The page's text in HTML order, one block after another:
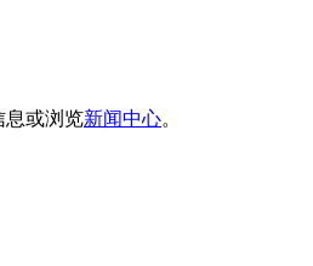
息或浏览新闻中心。